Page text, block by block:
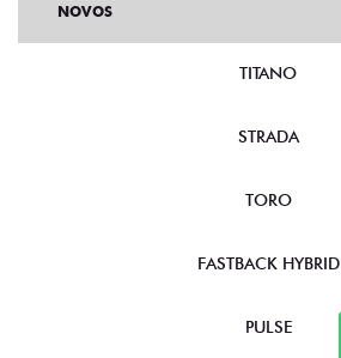
NOVOS
TITANO
STRADA
TORO
FASTBACK HYBRID
PULSE